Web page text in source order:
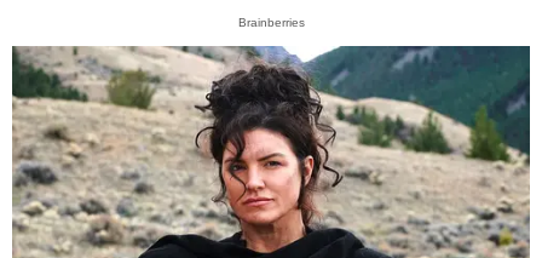
Brainberries